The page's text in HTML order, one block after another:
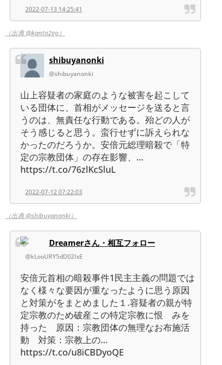
2022-07-13 14:25:41
（出典 @kanto2go）
shibuyanonki
@shibuyanonki
山上容疑者の家庭のような被害を起こして
いる団体に、首相がメッセージを送ると言
うのは、無責任な行動である。殆どの人が
そう感じると思う。蛮行せずに訴えられな
かったのだろうか。安倍元総理暗殺で「特
定の宗教団体」の存在影響、…
https://t.co/76zlKcSluL
2022-07-12 07:22:03
（出典 @shibuyanonki）
Dreamerさん・相互フォロー
@kLooURY5dD02IxE
安倍元首相の暗殺事件1民主主義の問題では
なく様々な要因が重なったように思う原因
と対策がをまとめました１.容疑者の親が特
定宗教のため破産この特定宗教に恨 みを
持った 原因：宗教団体の無理なお布施活
動 対策：宗教上の…
https://t.co/u8iCBDyoQE